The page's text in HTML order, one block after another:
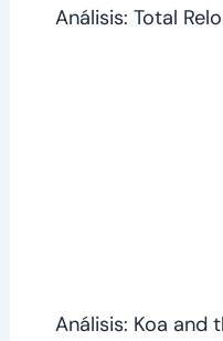
Análisis: Total
Análisis: Koa and